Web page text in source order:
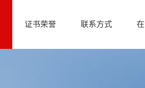
证书荣誉 联系方式